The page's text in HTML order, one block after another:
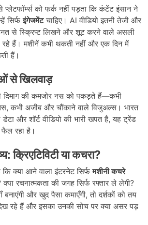
को फर्क नहीं पड़ता कि कंटेंट इंसान ने
सिर्फइंगेजमेंटचाहिए। AI वीडियो इतनी तेजी और
से स्क्रिप्ट लिखने और शूट करने वाले असली
रहे हैं। मशीनें कभी थकती नहीं और एक दिन में
हैं।
से खिलवाड़
दिमाग की कमजोर नस को पकड़ते हैं—कभी
कभी अजीब और चौंकाने वाले विजुअल्स। भारत
और शॉर्ट वीडियो की भारी खपत है, यह ट्रेंड
रहा है।
क्रिएटिविटी या कचरा?
क्या आने वाला इंटरनेट सिर्फमशीनी कचरे
रचनात्मकता की जगह सिर्फ रफ्तार ले लेगी?
और खुद पैसा कमाएँगी, तो दर्शकों को तय
देख रहे हैं और इसका उनकी सोच पर क्या असर पड़